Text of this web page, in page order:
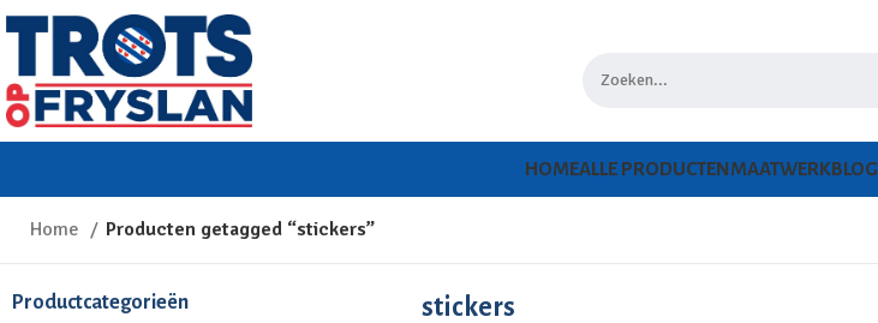
HOMEALLE PRODUCTENMAATWERKBLOG
Home Producten getagged “stickers”
Productcategorieën stickers